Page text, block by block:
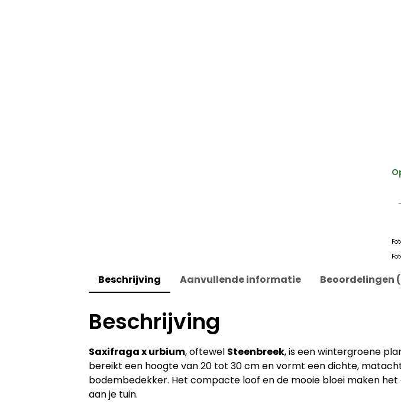
i
f
a
r
b
i
Beschrijving Aanvullende informatie Beoordelingen
Beschrijving
Saxifraga x urbium, oftewel Steenbreek, is een wintergroene
bereikt een hoogte van 20 tot 30 cm en vormt een dichte,
bodembedekker. Het compacte loof en de mooie bloei maken
aan je tuin.